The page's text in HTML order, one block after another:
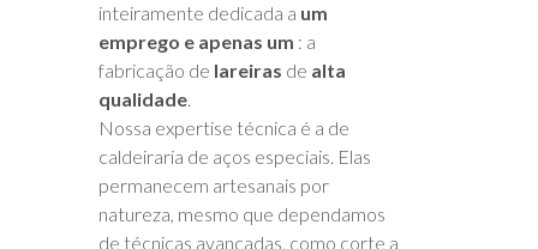
inteiramente dedicada a um
emprego e apenas um : a
fabricação de lareiras de alta
qualidade.
Nossa expertise técnica é a de
caldeiraria de aços especiais. Elas
permanecem artesanais por
natureza, mesmo que dependamos
de técnicas avançadas, como corte a